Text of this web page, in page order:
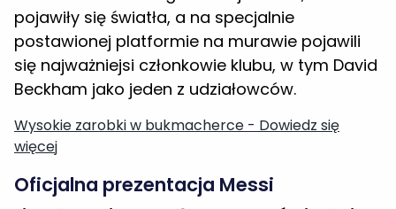
postawionej platformie na murawie pojawili
się najważniejsi członkowie klubu, w tym David
Beckham jako jeden z udziałowców.
Wysokie zarobki w bukmacherce - Dowiedz się
więcej
Oficjalna prezentacja Messi
Lionel Messi wyszedł na scenę uśmiechnięty